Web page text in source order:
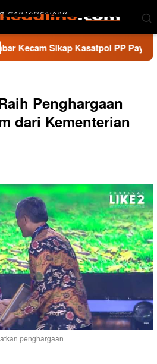
Kasatpol PP Payakumbuh,
Penghargaan
dari Kementerian
penghargaan